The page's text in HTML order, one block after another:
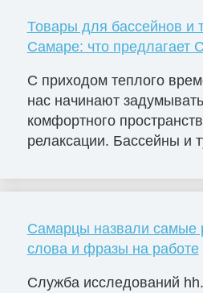
Товары для бассейнов и
Самаре: что предлагает
С приходом теплого
нас начинают
комфортного
релаксации. Бассейны и
Самарцы назвали
слова и фразы на работе
Служба исследований